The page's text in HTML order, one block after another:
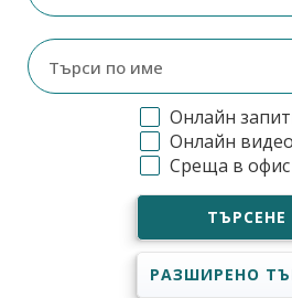
Онлайн
Онлайн
Среща в офис
ТЪРСЕНЕ
РАЗШИРЕНО